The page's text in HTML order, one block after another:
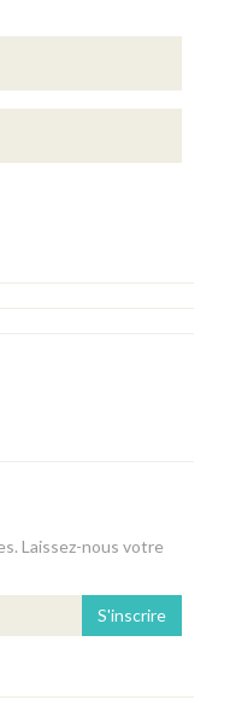
Laissez-nous votre
S'inscrire